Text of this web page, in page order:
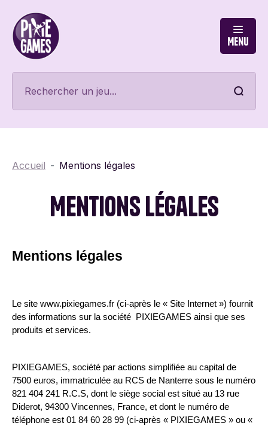
Menu
Accueil Mentions légales
Mentions légales
Mentions légales
Le site www.pixiegames.fr (ci-après le « Site Internet ») fournit
des informations sur la société  PIXIEGAMES ainsi que ses
produits et services.
PIXIEGAMES, société par actions simplifiée au capital de
7500 euros, immatriculée au RCS de Nanterre sous le numéro
821 404 241 R.C.S, dont le siège social est situé au 13 rue
Diderot, 94300 Vincennes, France, et dont le numéro de
téléphone est 01 84 60 28 99 (ci-après « PIXIEGAMES » ou «